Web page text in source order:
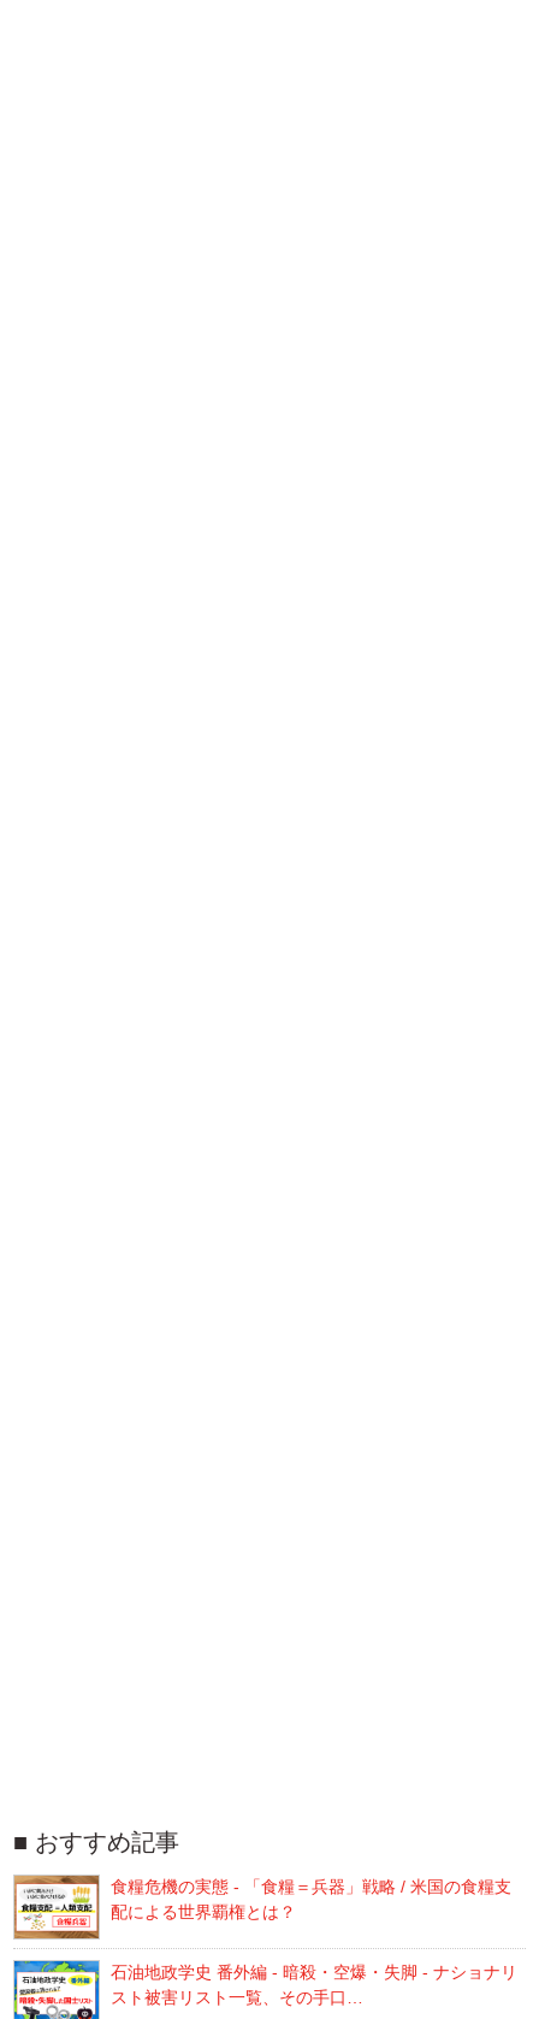
おすすめ記事
食糧危機の実態 - 「食糧＝兵器」戦略 / 米国の食糧支
配による世界覇権とは？
石油地政学史 番外編 - 暗殺・空爆・失脚 - ナショナリ
スト被害リスト一覧、その手口…